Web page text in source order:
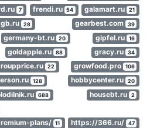
7 frendi.ru 54 galamart.ru 21
gb.ru 28 gearbest.com 39
germany-bt.ru 20 gipfel.ru 16
goldapple.ru 88 gracy.ru 34
22 growfood.pro 106
128 hobbycenter.ru 20
688 housebt.ru 2
plans/ 11 https://366.ru/ 47